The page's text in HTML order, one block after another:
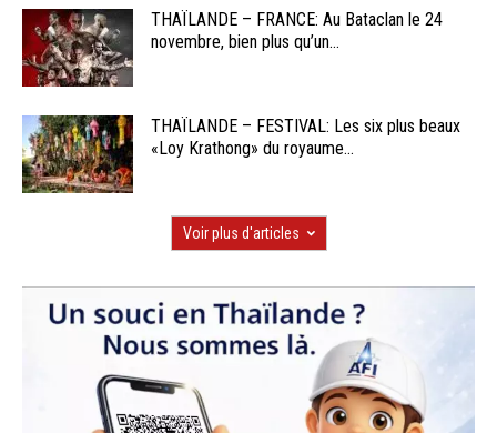
THAÏLANDE – FRANCE: Au Bataclan le 24
novembre, bien plus qu’un...
THAÏLANDE – FESTIVAL: Les six plus beaux
«Loy Krathong» du royaume...
Voir plus d'articles